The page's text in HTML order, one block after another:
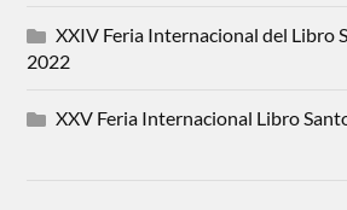
XXIV Feria Internacional del Libro
2022
XXV Feria Internacional Libro